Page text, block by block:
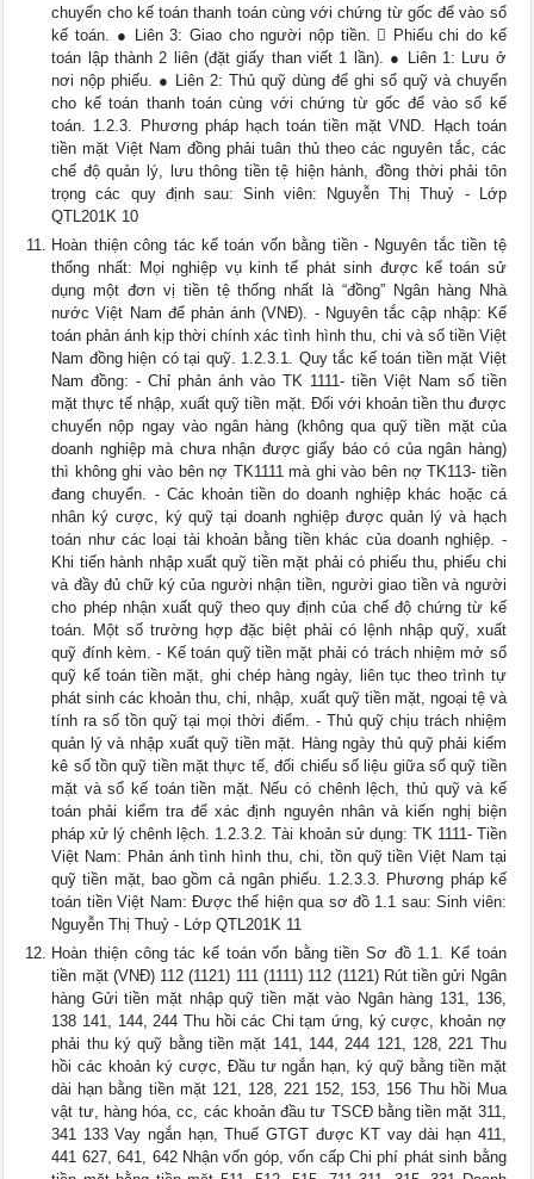
chuyển cho kế toán thanh toán cùng với chứng từ gốc để vào sổ
kế toán. ● Liên 3: Giao cho người nộp tiền.  Phiếu chi do kế
toán lập thành 2 liên (đặt giấy than viết 1 lần). ● Liên 1: Lưu ở
nơi nộp phiếu. ● Liên 2: Thủ quỹ dùng để ghi sổ quỹ và chuyển
cho kế toán thanh toán cùng với chứng từ gốc để vào sổ kế
toán. 1.2.3. Phương pháp hạch toán tiền mặt VND. Hạch toán
tiền mặt Việt Nam đồng phải tuân thủ theo các nguyên tắc, các
chế độ quản lý, lưu thông tiền tệ hiện hành, đồng thời phải tôn
trọng các quy định sau: Sinh viên: Nguyễn Thị Thuỷ - Lớp
QTL201K 10
Hoàn thiện công tác kế toán vốn bằng tiền - Nguyên tắc tiền tệ
thống nhất: Mọi nghiệp vụ kinh tế phát sinh được kế toán sử
dụng một đơn vị tiền tệ thống nhất là “đồng” Ngân hàng Nhà
nước Việt Nam để phản ánh (VNĐ). - Nguyên tắc cập nhập: Kế
toán phản ánh kịp thời chính xác tình hình thu, chi và số tiền Việt
Nam đồng hiện có tại quỹ. 1.2.3.1. Quy tắc kế toán tiền mặt Việt
Nam đồng: - Chỉ phản ánh vào TK 1111- tiền Việt Nam số tiền
mặt thực tế nhập, xuất quỹ tiền mặt. Đối với khoản tiền thu được
chuyển nộp ngay vào ngân hàng (không qua quỹ tiền mặt của
doanh nghiệp mà chưa nhận được giấy báo có của ngân hàng)
thì không ghi vào bên nợ TK1111 mà ghi vào bên nợ TK113- tiền
đang chuyển. - Các khoản tiền do doanh nghiệp khác hoặc cá
nhân ký cược, ký quỹ tại doanh nghiệp được quản lý và hạch
toán như các loại tài khoản bằng tiền khác của doanh nghiệp. -
Khi tiến hành nhập xuất quỹ tiền mặt phải có phiếu thu, phiếu chi
và đầy đủ chữ ký của người nhận tiền, người giao tiền và người
cho phép nhận xuất quỹ theo quy định của chế độ chứng từ kế
toán. Một số trường hợp đặc biệt phải có lệnh nhập quỹ, xuất
quỹ đính kèm. - Kế toán quỹ tiền mặt phải có trách nhiệm mở sổ
quỹ kế toán tiền mặt, ghi chép hàng ngày, liên tục theo trình tự
phát sinh các khoản thu, chi, nhập, xuất quỹ tiền mặt, ngoại tệ và
tính ra số tồn quỹ tại mọi thời điểm. - Thủ quỹ chịu trách nhiệm
quản lý và nhập xuất quỹ tiền mặt. Hàng ngày thủ quỹ phải kiểm
kê số tồn quỹ tiền mặt thực tế, đối chiếu số liệu giữa sổ quỹ tiền
mặt và sổ kế toán tiền mặt. Nếu có chênh lệch, thủ quỹ và kế
toán phải kiểm tra để xác định nguyên nhân và kiến nghị biện
pháp xử lý chênh lệch. 1.2.3.2. Tài khoản sử dụng: TK 1111- Tiền
Việt Nam: Phản ánh tình hình thu, chi, tồn quỹ tiền Việt Nam tại
quỹ tiền mặt, bao gồm cả ngân phiếu. 1.2.3.3. Phương pháp kế
toán tiền Việt Nam: Được thể hiện qua sơ đồ 1.1 sau: Sinh viên:
Nguyễn Thị Thuỷ - Lớp QTL201K 11
Hoàn thiện công tác kế toán vốn bằng tiền Sơ đồ 1.1. Kế toán
tiền mặt (VNĐ) 112 (1121) 111 (1111) 112 (1121) Rút tiền gửi Ngân
hàng Gửi tiền mặt nhập quỹ tiền mặt vào Ngân hàng 131, 136,
138 141, 144, 244 Thu hồi các Chi tạm ứng, ký cược, khoản nợ
phải thu ký quỹ bằng tiền mặt 141, 144, 244 121, 128, 221 Thu
hồi các khoản ký cược, Đầu tư ngắn hạn, ký quỹ bằng tiền mặt
dài hạn bằng tiền mặt 121, 128, 221 152, 153, 156 Thu hồi Mua
vật tư, hàng hóa, cc, các khoản đầu tư TSCĐ bằng tiền mặt 311,
341 133 Vay ngắn hạn, Thuế GTGT được KT vay dài hạn 411,
441 627, 641, 642 Nhận vốn góp, vốn cấp Chi phí phát sinh bằng